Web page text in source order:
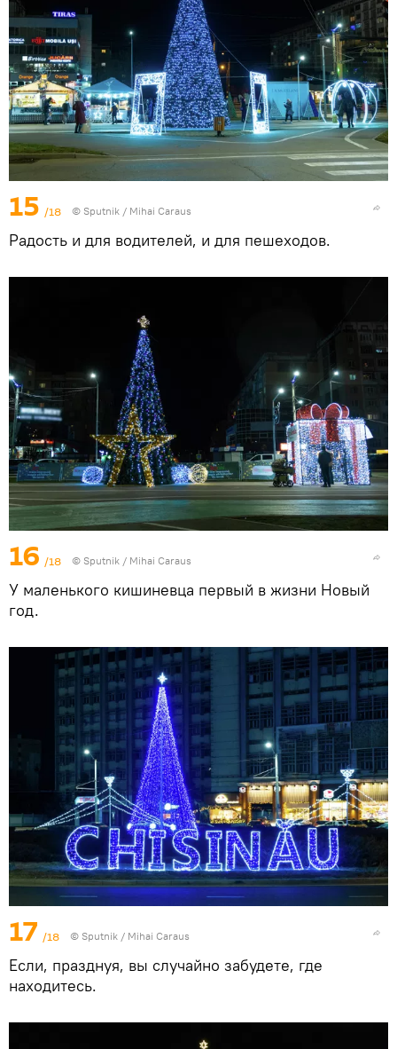
15 /18 © Sputnik / Mihai Caraus
Радость и для водителей, и для пешеходов.
16 /18 © Sputnik / Mihai Caraus
У маленького кишиневца первый в жизни Новый
год.
17 /18 © Sputnik / Mihai Caraus
Если, празднуя, вы случайно забудете, где
находитесь.